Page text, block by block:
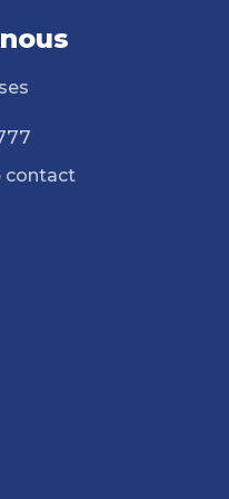
contact